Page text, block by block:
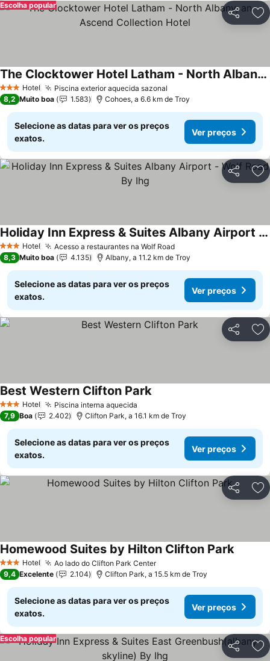
Partilhar
Escolha popular
3 EstrelasHotel Piscina exterior aquecida sazonal
The Clocktower Hotel Latham - North Albany, an Ascend Collection Hotel
8,2 Muito boa 1.583 Cohoes, a 6.6 km de Troy
Selecione as datas para ver os preços
exatos.
Ver preços
Partilhar
3 EstrelasHotel Acesso a restaurantes na Wolf Road
Holiday Inn Express & Suites Albany Airport - Wolf Road By Ihg
8,3 Muito boa 4.135 Albany, a 11.2 km de Troy
Selecione as datas para ver os preços
exatos.
Ver preços
Partilhar
3 EstrelasHotel Piscina interna aquecida
Best Western Clifton Park
7,9 Boa 2.402 Clifton Park, a 16.1 km de Troy
Selecione as datas para ver os preços
exatos.
Ver preços
Partilhar
3 EstrelasHotel Ao lado do Clifton Park Center
Homewood Suites by Hilton Clifton Park
9,4 Excelente 2.104 Clifton Park, a 15.5 km de Troy
Selecione as datas para ver os preços
exatos.
Ver preços
Partilhar
Escolha popular